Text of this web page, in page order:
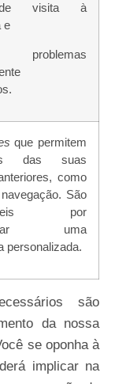
visita à
e
problemas
que permitem
das suas
como
São
por
uma
personalizada.
são
da nossa
se oponha à
implicar na